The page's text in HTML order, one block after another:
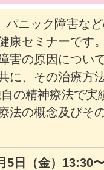
パニック障害な
康セミナーです
害の原因につい
に、その治療方
の精神療法で実
法の概念及びそ
5日（金）13:30